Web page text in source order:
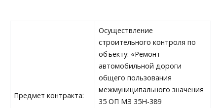
Предмет контракта:
Осуществление
строительного контроля по
объекту: «Ремонт
автомобильной дороги
общего пользования
межмуниципального значения
35 ОП МЗ 35Н-389